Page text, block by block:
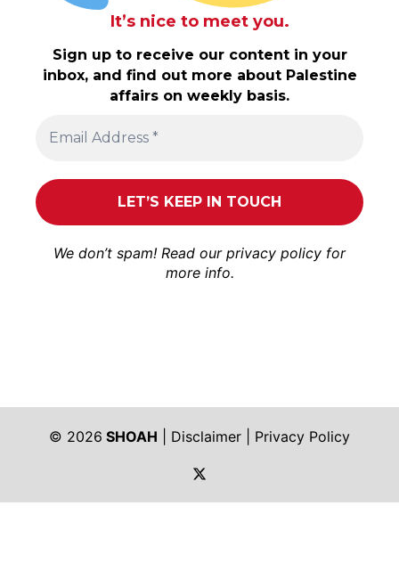
It’s nice to meet you.
Sign up to receive our content in your
inbox, and find out more about Palestine
affairs on weekly basis.
We don’t spam! Read our privacy policy for
more info.
© 2026 SHOAH Disclaimer
Privacy Policy
https://twitter.com/shoah_ph